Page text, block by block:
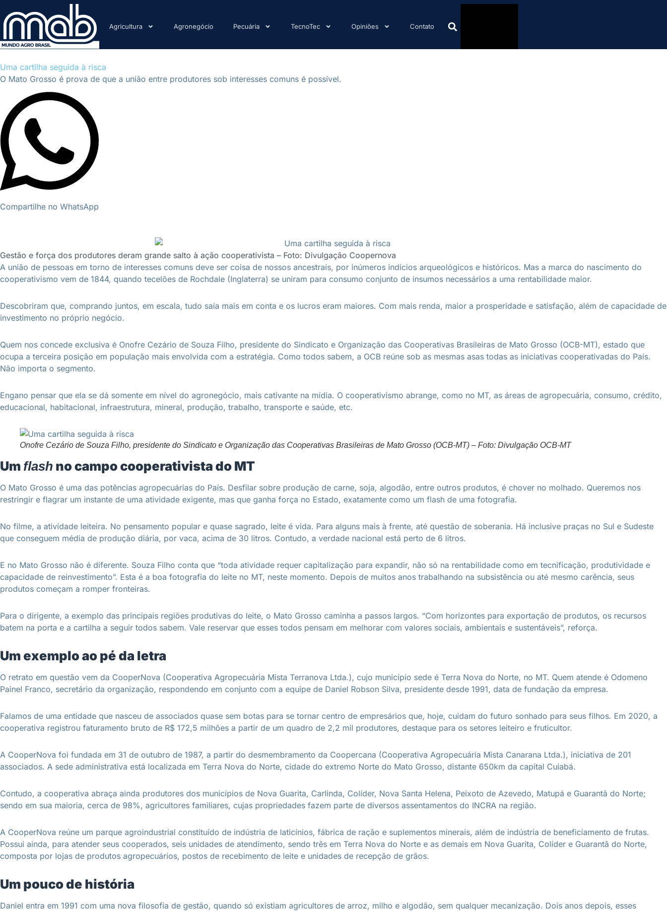
Agricultura Agronegócio Pecuária TecnoTec Opiniões Contato
Uma cartilha seguida à risca
O Mato Grosso é prova de que a união entre produtores sob interesses comuns é possível.
Compartilhe no WhatsApp
Gestão e força dos produtores deram grande salto à ação cooperativista – Foto: Divulgação Coopernova
A união de pessoas em torno de interesses comuns deve ser coisa de nossos ancestrais, por inúmeros indícios arqueológicos e históricos. Mas a marca do nascimento do
cooperativismo vem de 1844, quando tecelões de Rochdale (Inglaterra) se uniram para consumo conjunto de insumos necessários a uma rentabilidade maior.
Descobriram que, comprando juntos, em escala, tudo saía mais em conta e os lucros eram maiores. Com mais renda, maior a prosperidade e satisfação, além de capacidade de
investimento no próprio negócio.
Quem nos concede exclusiva é Onofre Cezário de Souza Filho, presidente do Sindicato e Organização das Cooperativas Brasileiras de Mato Grosso (OCB-MT), estado que
ocupa a terceira posição em população mais envolvida com a estratégia. Como todos sabem, a OCB reúne sob as mesmas asas todas as iniciativas cooperativadas do País.
Não importa o segmento.
Engano pensar que ela se dá somente em nível do agronegócio, mais cativante na mídia. O cooperativismo abrange, como no MT, as áreas de agropecuária, consumo, crédito,
educacional, habitacional, infraestrutura, mineral, produção, trabalho, transporte e saúde, etc.
Onofre Cezário de Souza Filho, presidente do Sindicato e Organização das Cooperativas Brasileiras de Mato Grosso (OCB-MT) – Foto: Divulgação OCB-MT
Um flash no campo cooperativista do MT
O Mato Grosso é uma das potências agropecuárias do País. Desfilar sobre produção de carne, soja, algodão, entre outros produtos, é chover no molhado. Queremos nos
restringir e flagrar um instante de uma atividade exigente, mas que ganha força no Estado, exatamente como um flash de uma fotografia.
No filme, a atividade leiteira. No pensamento popular e quase sagrado, leite é vida. Para alguns mais à frente, até questão de soberania. Há inclusive praças no Sul e Sudeste
que conseguem média de produção diária, por vaca, acima de 30 litros. Contudo, a verdade nacional está perto de 6 litros.
E no Mato Grosso não é diferente. Souza Filho conta que “toda atividade requer capitalização para expandir, não só na rentabilidade como em tecnificação, produtividade e
capacidade de reinvestimento”. Esta é a boa fotografia do leite no MT, neste momento. Depois de muitos anos trabalhando na subsistência ou até mesmo carência, seus
produtos começam a romper fronteiras.
Para o dirigente, a exemplo das principais regiões produtivas do leite, o Mato Grosso caminha a passos largos. “Com horizontes para exportação de produtos, os recursos
batem na porta e a cartilha a seguir todos sabem. Vale reservar que esses todos pensam em melhorar com valores sociais, ambientais e sustentáveis”, reforça.
Um exemplo ao pé da letra
O retrato em questão vem da CooperNova (Cooperativa Agropecuária Mista Terranova Ltda.), cujo município sede é Terra Nova do Norte, no MT. Quem atende é Odomeno
Painel Franco, secretário da organização, respondendo em conjunto com a equipe de Daniel Robson Silva, presidente desde 1991, data de fundação da empresa.
Falamos de uma entidade que nasceu de associados quase sem botas para se tornar centro de empresários que, hoje, cuidam do futuro sonhado para seus filhos. Em 2020, a
cooperativa registrou faturamento bruto de R$ 172,5 milhões a partir de um quadro de 2,2 mil produtores, destaque para os setores leiteiro e fruticultor.
A CooperNova foi fundada em 31 de outubro de 1987, a partir do desmembramento da Coopercana (Cooperativa Agropecuária Mista Canarana Ltda.), iniciativa de 201
associados. A sede administrativa está localizada em Terra Nova do Norte, cidade do extremo Norte do Mato Grosso, distante 650km da capital Cuiabá.
Contudo, a cooperativa abraça ainda produtores dos municípios de Nova Guarita, Carlinda, Colíder, Nova Santa Helena, Peixoto de Azevedo, Matupá e Guarantã do Norte;
sendo em sua maioria, cerca de 98%, agricultores familiares, cujas propriedades fazem parte de diversos assentamentos do INCRA na região.
A CooperNova reúne um parque agroindustrial constituído de indústria de laticínios, fábrica de ração e suplementos minerais, além de indústria de beneficiamento de frutas.
Possui ainda, para atender seus cooperados, seis unidades de atendimento, sendo três em Terra Nova do Norte e as demais em Nova Guarita, Colíder e Guarantã do Norte,
composta por lojas de produtos agropecuários, postos de recebimento de leite e unidades de recepção de grãos.
Um pouco de história
Daniel entra em 1991 com uma nova filosofia de gestão, quando só existiam agricultores de arroz, milho e algodão, sem qualquer mecanização. Dois anos depois, esses